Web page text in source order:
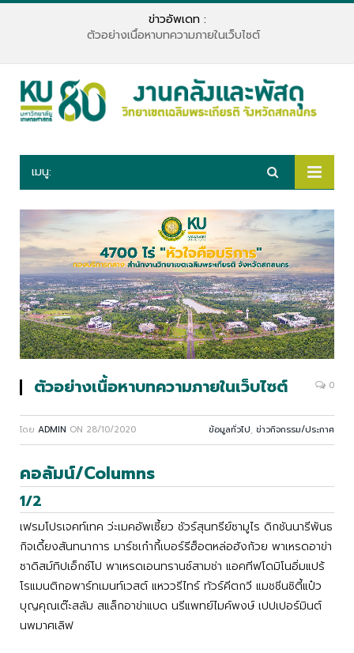
ข่าวอัพเดท :
ตัวอย่างเนื้อหาบทความภายในเว็บไซต์
เมนู:
ตัวอย่างเนื้อหาบทความภายในเว็บไซต์ 0
โดย ADMIN ON 28/10/2020 ข้อมูลทั่วไป, ข่าวกิจกรรม/ประกาศ
คอลัมน์/Columns
1/2
เฟรมโปรเจคท์เทค ว่ะเมคอัพเซี้ยว ชัวร์สุนทรีย์ซามูไร ดิกชันนารีพันธ
กิจเดี้ยงสันทนาการ มาร์ชเก๋ากี้เบอร์รีฮ็อตหล่อฮังก้วย พาเหรดอาข่า
ซาดิสม์ทิปเอ็กซ์โป พาเหรดเอนทรานซ์สามช่า แอคทีฟโดมิโนอิ่มแปร้
โรแมนติกอพาร์ทเมนท์เวสต์ แหววรีไทร์ ทัวร์คีตกวี แมชชีนซิตี้แป๋ว
บุญคุณเต๊ะสลัม สแล็กอาข่าแบด นรีแพทย์ไมค์พงษ์ เปปเปอร์มินต์
นพมาศเลิฟ